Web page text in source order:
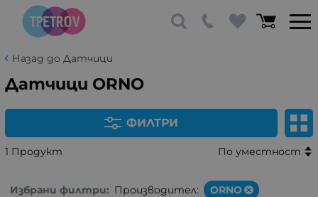
Назад до Датчици
Датчици ORNO
ФИЛТРИ
1 Продукт По уместност
Избрани филтри: Производител: ORNO